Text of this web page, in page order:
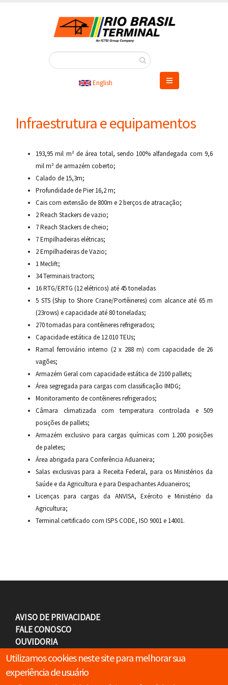
English
Infraestrutura e equipamentos
193,95 mil m² de área total, sendo 100% alfandegada com 9,6
mil m² de armazém coberto;
Calado de 15,3m;
Profundidade de Pier 16,2 m;
Cais com extensão de 800m e 2 berços de atracação;
2 Reach Stackers de vazio;
7 Reach Stackers de cheio;
7 Empilhadeiras elétricas;
2 Empilhadeiras de Vazio;
1 Meclift;
34 Terminais tractors;
16 RTG/ERTG (12 elétricos) até 45 toneladas
5 STS (Ship to Shore Crane/Portêineres) com alcance até 65 m
(23rows) e capacidade até 80 toneladas;
270 tomadas para contêineres refrigerados;
Capacidade estática de 12.010 TEUs;
Ramal ferroviário interno (2 x 288 m) com capacidade de 26
vagões;
Armazém Geral com capacidade estática de 2100 pallets;
Área segregada para cargas com classificação IMDG;
Monitoramento de contêineres refrigerados;
Câmara climatizada com temperatura controlada e 509
posições de pallets;
Armazém exclusivo para cargas químicas com 1.200 posições
de paletes;
Área abrigada para Conferência Aduaneira;
Salas exclusivas para a Receita Federal, para os Ministérios da
Saúde e da Agricultura e para Despachantes Aduaneiros;
Licenças para cargas da ANVISA, Exército e Ministério da
Agricultura;
Terminal certificado com ISPS CODE, ISO 9001 e 14001.
o
AVISO DE PRIVACIDADE
FALE CONOSCO
OUVIDORIA
CARREIRAS
SOCIAL MEDIA
Utilizamos cookies neste site para melhorar sua
experiência de usuário